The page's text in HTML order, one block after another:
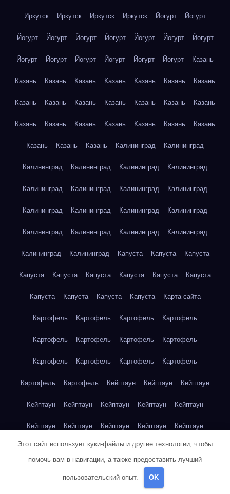
Иркутск Иркутск Иркутск Иркутск Йогурт Йогурт
Йогурт Йогурт Йогурт Йогурт Йогурт Йогурт Йогурт
Йогурт Йогурт Йогурт Йогурт Йогурт Йогурт Казань
Казань Казань Казань Казань Казань Казань Казань
Казань Казань Казань Казань Казань Казань Казань
Казань Казань Казань Казань Казань Казань Казань
Казань Казань Казань Калининград Калининград
Калининград Калининград Калининград Калининград
Калининград Калининград Калининград Калининград
Калининград Калининград Калининград Калининград
Калининград Калининград Калининград Калининград
Калининград Калининград Капуста Капуста Капуста
Капуста Капуста Капуста Капуста Капуста Капуста
Капуста Капуста Капуста Капуста Карта сайта
Картофель Картофель Картофель Картофель
Картофель Картофель Картофель Картофель
Картофель Картофель Картофель Картофель
Картофель Картофель Кейптаун Кейптаун Кейптаун
Кейптаун Кейптаун Кейптаун Кейптаун Кейптаун
Кейптаун Кейптаун Кейптаун Кейптаун Кейптаун
Кейптаун Кейптаун Кейптаун Кейптаун Кейптаун
Клубника
Красноярск
Этот сайт использует куки-файлы и другие технологии, чтобы
помочь вам в навигации, а также предоставить лучший
пользовательский опыт. OK